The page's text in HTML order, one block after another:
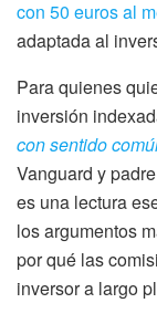
con 50 euros al
adaptada al
Para quienes
inversión
con sentido
Vanguard y
es una lectura
los argumentos
por qué las
inversor a largo